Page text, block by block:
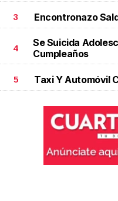
3 Encontronazo
4
Se Suicida
Cumpleaños
5 Taxi Y Automóvil